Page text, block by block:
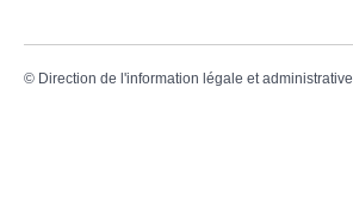
© Direction de l'information légale et administrative